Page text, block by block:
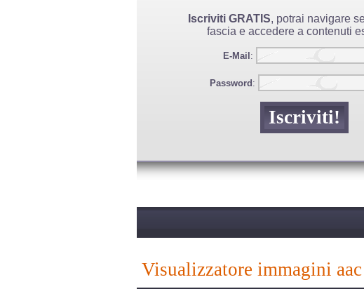
Iscriviti GRATIS, potrai navigare
fascia e accedere a contenuti
E-Mail :
Password :
visualizzatore immagini aac